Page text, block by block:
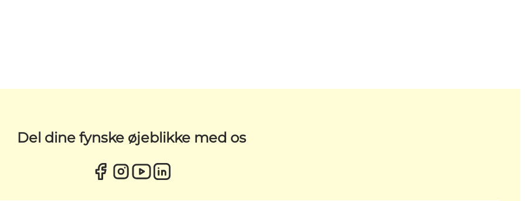
Del dine fynske øjeblikke med os